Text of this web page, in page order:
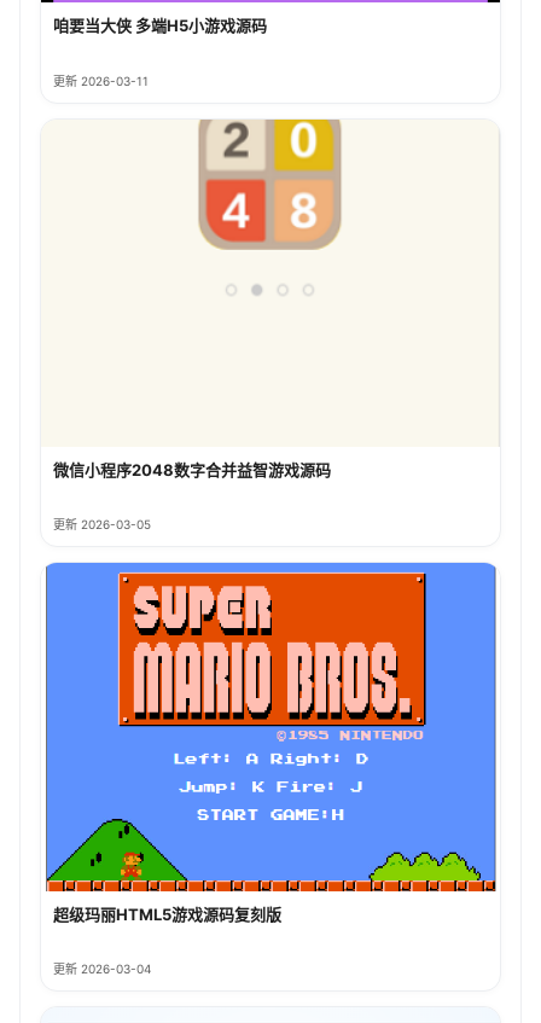
咱要当大侠 多端H5小游戏源码
更新 2026-03-11
微信小程序2048数字合并益智游戏源码
更新 2026-03-05
超级玛丽HTML5游戏源码复刻版
更新 2026-03-04